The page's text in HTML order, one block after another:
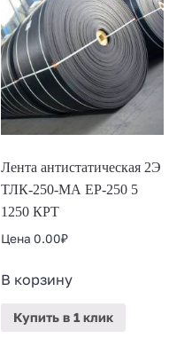
Лента антистатическая 2Э
ТЛК-250-МА ЕР-250 5
1250 КРТ
Цена 0.00₽
В корзину
Купить в 1 клик